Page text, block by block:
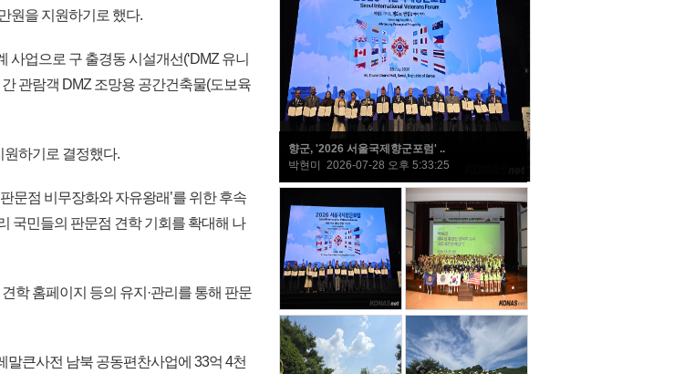
원을 지원하기로 했다.
사업으로 구 출경동 시설개선(‘DMZ 유니
관람객 DMZ 조망용 공간건축물(도보육
원하기로 결정했다.
문점 비무장화와 자유왕래’를 위한 후속
국민들의 판문점 견학 기회를 확대해 나
학 홈페이지 등의 유지·관리를 통해 판문
말큰사전 남북 공동편찬사업에 33억 4천
향군, '2026 서울국제향군포럼' ..
박현미 2026-07-28 오후 5:33:25